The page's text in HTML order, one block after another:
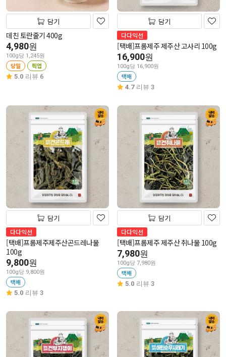
담기
데친 토란줄기 400g
4,980원
100g당 1,245원
당일 픽업
5.0 리뷰 6
담기
다다익선
[택배]프롬제주 제주산 고사리 100g
16,900원
100g당 16,900원
택배
4.7 리뷰 3
담기
다다익선
[택배]프롬제주제주산곤드레나물
100g
9,800원
100g당 9,800원
택배
5.0 리뷰 3
담기
다다익선
[택배]프롬제주 제주산 취나물 100g
7,980원
100g당 7,980원
택배
5.0 리뷰 3